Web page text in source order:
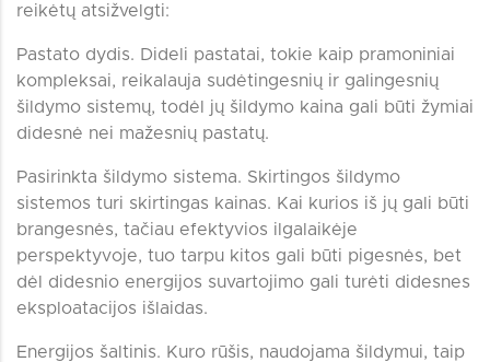
reikėtų atsižvelgti:
Pastato dydis. Dideli pastatai, tokie kaip pramoniniai
kompleksai, reikalauja sudėtingesnių ir galingesnių
šildymo sistemų, todėl jų šildymo kaina gali būti žymiai
didesnė nei mažesnių pastatų.
Pasirinkta šildymo sistema. Skirtingos šildymo
sistemos turi skirtingas kainas. Kai kurios iš jų gali būti
brangesnės, tačiau efektyvios ilgalaikėje
perspektyvoje, tuo tarpu kitos gali būti pigesnės, bet
dėl didesnio energijos suvartojimo gali turėti didesnes
eksploatacijos išlaidas.
Energijos šaltinis. Kuro rūšis, naudojama šildymui, taip